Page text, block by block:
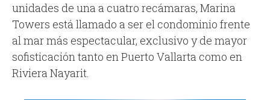
unidades de una a cuatro recámaras, Marina
Towers está llamado a ser el condominio frente
al mar más espectacular, exclusivo y de mayor
sofisticación tanto en Puerto Vallarta como en
Riviera Nayarit.